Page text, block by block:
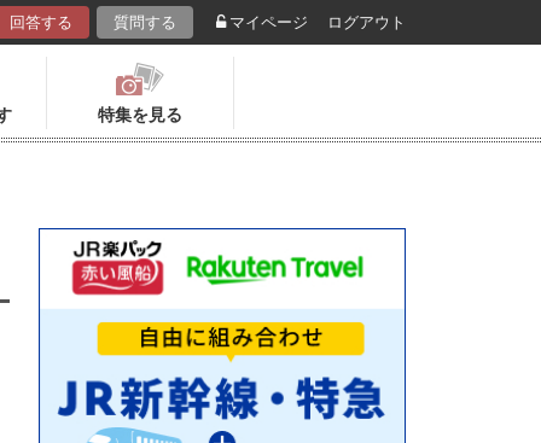
回答する 質問する マイページ ログアウト
特集を見る